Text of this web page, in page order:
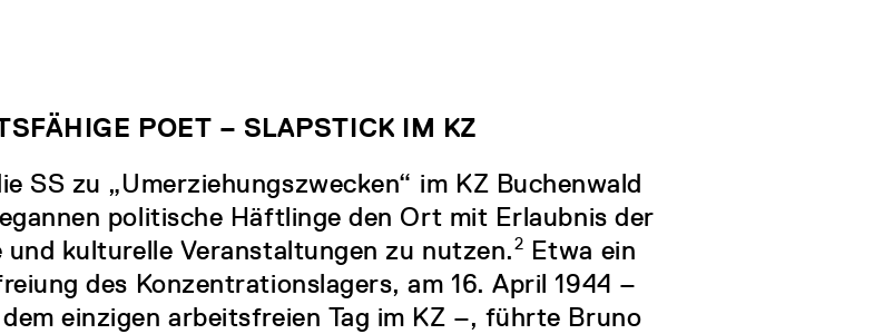
POET – SLAPSTICK IM KZ
SS zu „Umerziehungszwecken“ im KZ Buchenwald
politische Häftlinge den Ort mit Erlaubnis der
kulturelle Veranstaltungen zu nutzen.2 Etwa ein
des Konzentrationslagers, am 16. April 1944 –
einzigen arbeitsfreien Tag im KZ –, führte Bruno